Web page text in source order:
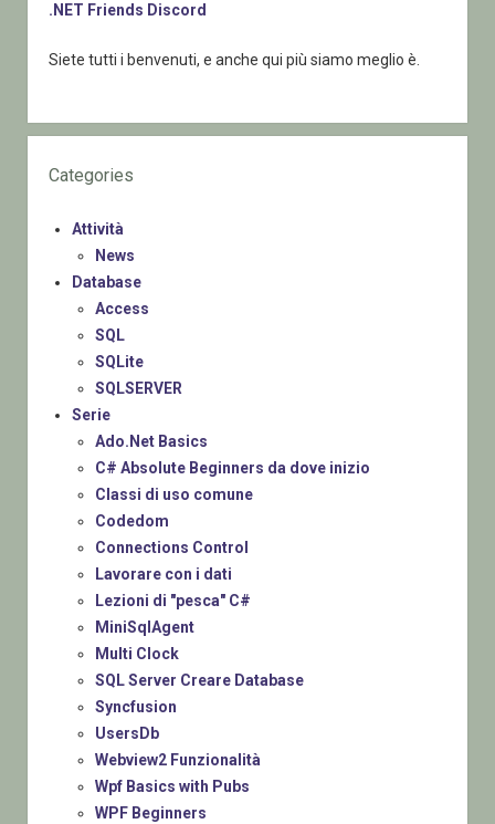
.NET Friends Discord
Siete tutti i benvenuti, e anche qui più siamo meglio è.
Categories
Attività
News
Database
Access
SQL
SQLite
SQLSERVER
Serie
Ado.Net Basics
C# Absolute Beginners da dove inizio
Classi di uso comune
Codedom
Connections Control
Lavorare con i dati
Lezioni di "pesca" C#
MiniSqlAgent
Multi Clock
SQL Server Creare Database
Syncfusion
UsersDb
Webview2 Funzionalità
Wpf Basics with Pubs
WPF Beginners